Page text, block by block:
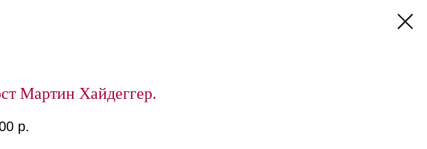
Мартин Хайдеггер.
р.